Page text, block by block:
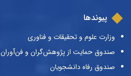
پیوندها
وزارت علوم و تحقیقات و فناوری
صندوق حمایت از پژوهش‌گران و فن‌آوران
صندوق رفاه دانشجویان